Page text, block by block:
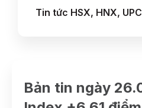
Tin tức HSX, HNX,
Bản tin ngày